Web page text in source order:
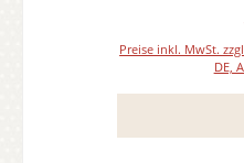
Preise inkl. MwSt.
DE,